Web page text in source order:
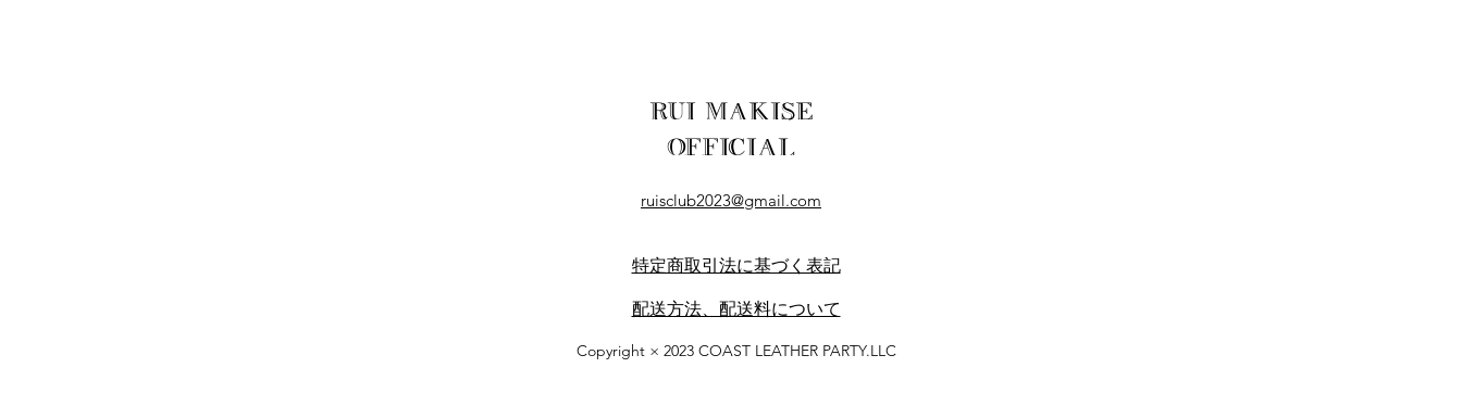
RUI MAKISE
OFFICIAL
ruisclub2023@gmail.com
​特定商取引法に基づく表記
​配送方法、配送料について
Copyright × 2023 COAST LEATHER PARTY.LLC